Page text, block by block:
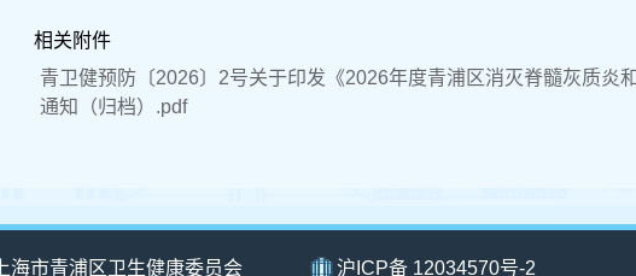
相关附件
青卫健预防〔2026〕2号关于印发《2026年度青浦区消灭脊髓灰质炎
通知（归档）.pdf
上海市青浦区卫生健康委员会 沪ICP备 12034570号-2